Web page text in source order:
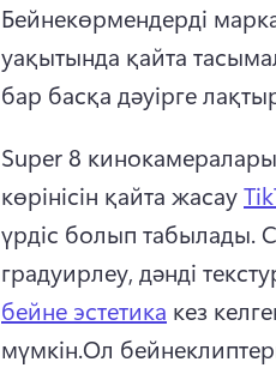
Бейнекөрмендерді
уақытында қайта
бар басқа дәуірге
Super 8
көрінісін қайта жасау
үрдіс болып табылады.
градуирлеу, дәнді
бейне эстетика кез
мүмкін.Ол